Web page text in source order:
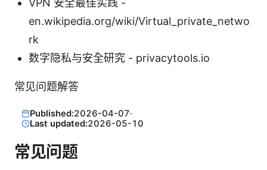
VPN 安全最佳实践 -
en.wikipedia.org/wiki/Virtual_private_netwo
rk
数字隐私与安全研究 - privacytools.io
常见问题解答
Published:2026-04-07·
Last updated:2026-05-10
常见问题